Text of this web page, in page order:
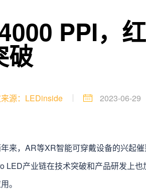
PPI，
破
源：LEDinside 2023-06-29
来，AR等XR智能可穿戴设备的兴起
LED产业链在技术突破和产品研发上
。